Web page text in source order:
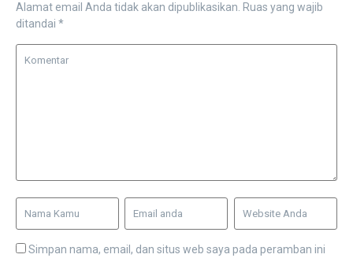
Alamat email Anda tidak akan dipublikasikan. Ruas yang wajib
ditandai *
Simpan nama, email, dan situs web saya pada peramban ini